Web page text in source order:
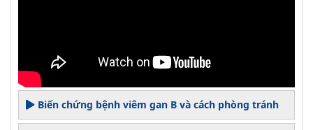
Biến chứng bệnh viêm gan B và cách phòng tránh